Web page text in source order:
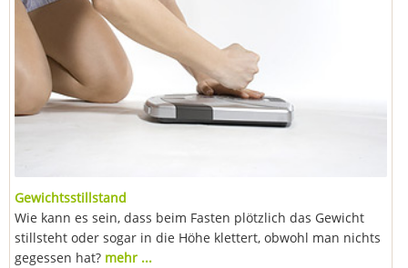
Gewichtsstillstand
Wie kann es sein, dass beim Fasten plötzlich das Gewicht
stillsteht oder sogar in die Höhe klettert, obwohl man nichts
gegessen hat? mehr ...